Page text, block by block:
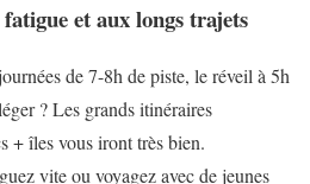
et aux longs trajets
de 7-8h de piste, le réveil à 5h
? Les grands itinéraires
+ îles vous iront très bien.
vite ou voyagez avec de jeunes